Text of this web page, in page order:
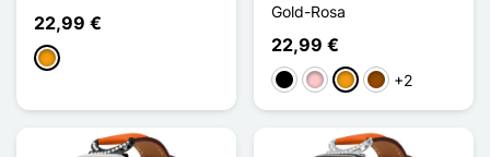
22,99 €
Orange
Gold-Rosa
22,99 €
Schwarz
PinkOrangeBraun
+2